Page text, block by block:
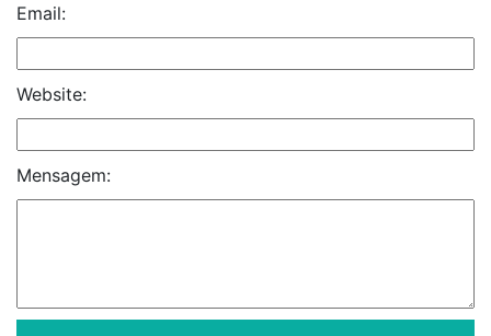
Email:
Website:
Mensagem: